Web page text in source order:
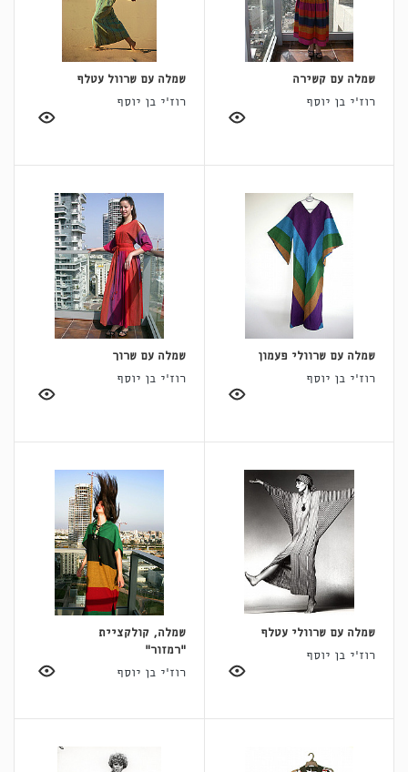
שמלה עם קשירה
רוז'י בן יוסף
שמלה עם שרוול עטלף
רוז'י בן יוסף
שמלה עם שרוולי פעמון
רוז'י בן יוסף
שמלה עם שרוך
רוז'י בן יוסף
שמלה עם שרוולי עטלף
רוז'י בן יוסף
שמלה, קולקציית
"רמזור"
רוז'י בן יוסף